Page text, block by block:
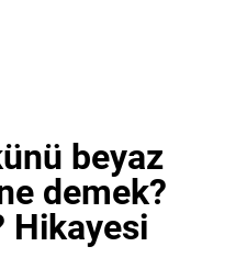
beyaz
demek?
Hikayesi